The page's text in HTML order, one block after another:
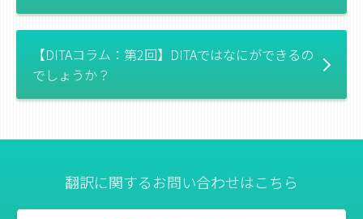
【DITAコラム：第2回】DITAではなにができるの
でしょうか？
翻訳に関するお問い合わせはこちら